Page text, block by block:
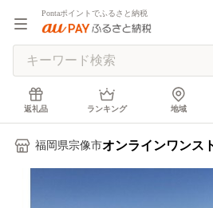
Pontaポイントでふるさと納税
返礼品 ランキング 地域
福岡県宗像市オンラインワンス